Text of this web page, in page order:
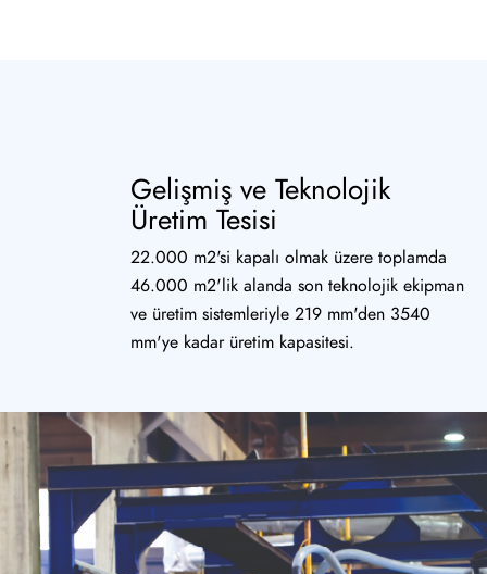
Gelişmiş ve Teknolojik
Üretim Tesisi
22.000 m2'si kapalı olmak üzere toplamda
46.000 m2'lik alanda son teknolojik ekipman
ve üretim sistemleriyle 219 mm'den 3540
mm'ye kadar üretim kapasitesi.